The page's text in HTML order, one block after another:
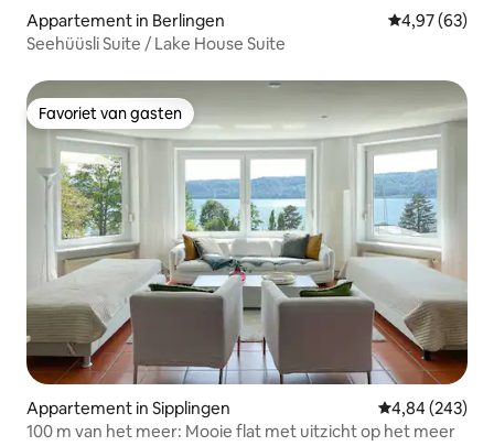
Appartement in Berlingen Gemiddelde
4,97 (63)
Seehüüsli Suite / Lake House Suite
Favoriet van gasten
Favoriet van gasten
Appartement in Sipplingen Gemiddelde
4,84 (243)
100 m van het meer: Mooie flat met uitzicht op het meer